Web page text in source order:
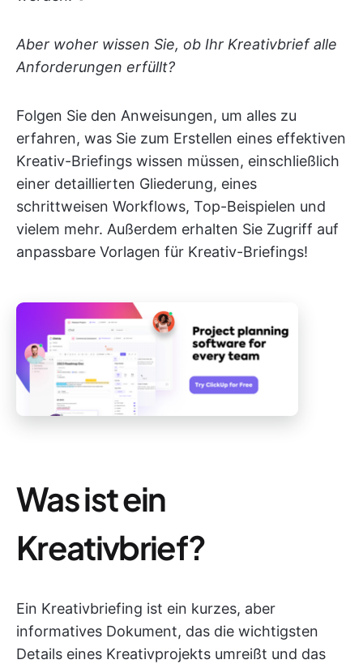
Aber woher wissen Sie, ob Ihr Kreativbrief alle
Anforderungen erfüllt?
Folgen Sie den Anweisungen, um alles zu
erfahren, was Sie zum Erstellen eines effektiven
Kreativ-Briefings wissen müssen, einschließlich
einer detaillierten Gliederung, eines
schrittweisen Workflows, Top-Beispielen und
vielem mehr. Außerdem erhalten Sie Zugriff auf
anpassbare Vorlagen für Kreativ-Briefings!
Was ist ein
Kreativbrief?
Ein Kreativbriefing ist ein kurzes, aber
informatives Dokument, das die wichtigsten
Details eines Kreativprojekts umreißt und das